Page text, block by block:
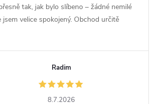
tak, jak bylo slíbeno – žádné nemilé
jsem velice spokojený. Obchod určitě
Radim
8.7.2026